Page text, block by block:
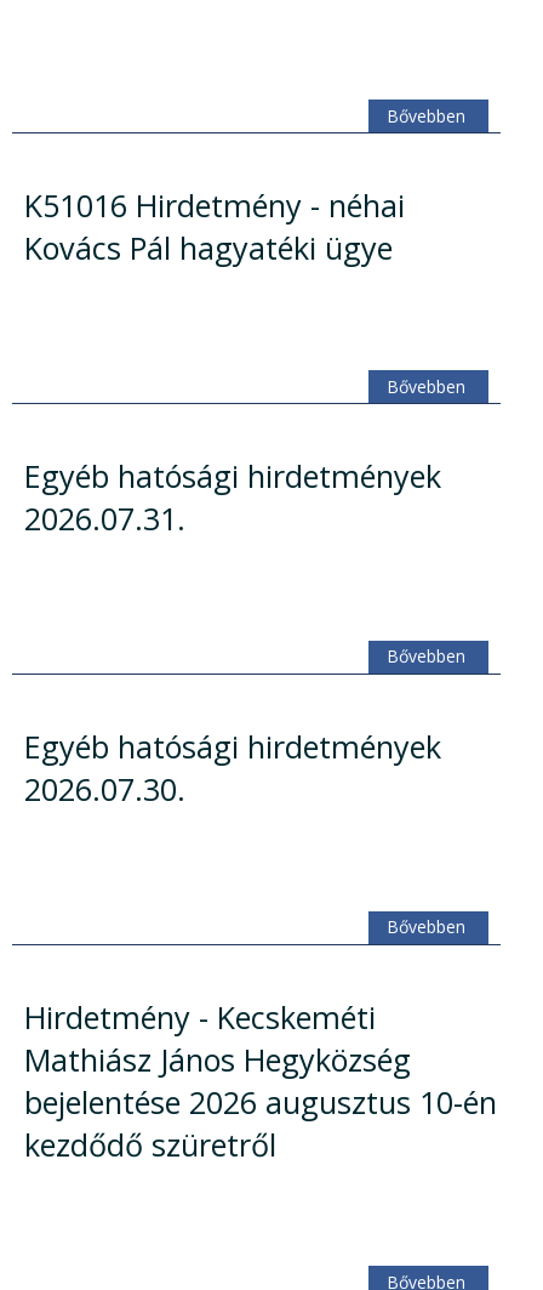
Bővebben
K51016 Hirdetmény - néhai
Kovács Pál hagyatéki ügye
Bővebben
Egyéb hatósági hirdetmények
2026.07.31.
Bővebben
Egyéb hatósági hirdetmények
2026.07.30.
Bővebben
Hirdetmény - Kecskeméti
Mathiász János Hegyközség
bejelentése 2026 augusztus 10-én
kezdődő szüretről
Bővebben